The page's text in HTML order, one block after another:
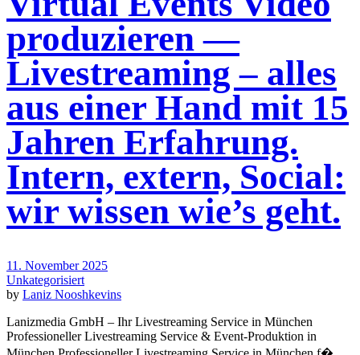
produzieren —
Livestreaming – alles
aus einer Hand mit 15
Jahren Erfahrung.
Intern, extern, Social:
wir wissen wie’s geht.
11. November 2025
Unkategorisiert
by Laniz Nooshkevins
Lanizmedia GmbH – Ihr Livestreaming Service in München
Professioneller Livestreaming Service & Event-Produktion in